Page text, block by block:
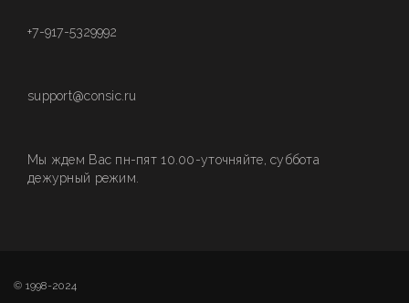
+7-917-5329992
support@consic.ru
Мы ждем Вас пн-пят 10.00-уточняйте, суббота
дежурный режим.
© 1998-2024